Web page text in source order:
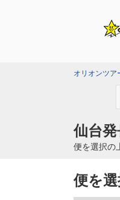
オリオンツア
仙台
便を選択の
便を